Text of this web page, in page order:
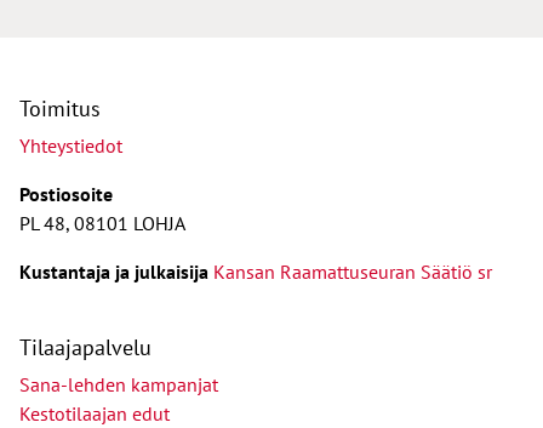
Toimitus
Yhteystiedot
Postiosoite
PL 48, 08101 LOHJA
Kustantaja ja julkaisija Kansan Raamattuseuran Säätiö sr
Tilaajapalvelu
Sana-lehden kampanjat
Kestotilaajan edut